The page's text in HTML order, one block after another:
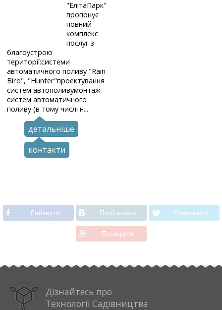
"ЕлітаПарк"
пропонує
повний
комплекс
послуг з
благоустрою
території:системи
автоматичного поливу "Rain
Bird", "Hunter"проектування
систем автополивумонтаж
систем автоматичного
поливу (в тому числі н...
детальніше
контакти
Лайкнути Подiлитися Розповiсти
Поширити
Дізнайтесь про
Технології Садівництва